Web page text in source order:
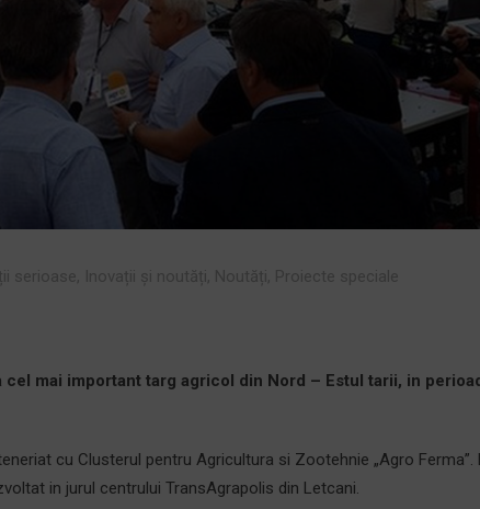
mai important targ agricol din Nord – Estul tarii, in
cu Clusterul pentru Agricultura si Zootehnie „Agro Ferma”.
in jurul centrului TransAgrapolis din Letcani.